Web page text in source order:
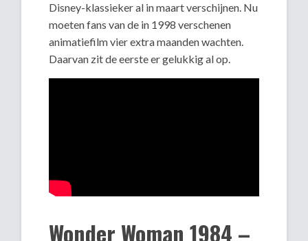
Disney-klassieker al in maart verschijnen. Nu
moeten fans van de in 1998 verschenen
animatiefilm vier extra maanden wachten.
Daarvan zit de eerste er gelukkig al op.
Wonder Woman 1984 –